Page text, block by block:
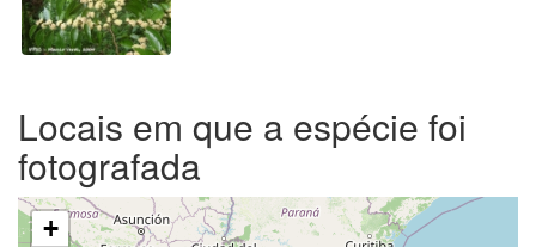
Locais em que a espécie foi
fotografada
+